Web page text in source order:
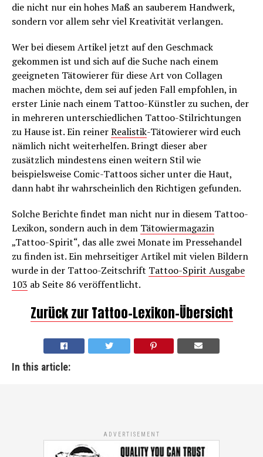
die nicht nur ein hohes Maß an sauberem Handwerk,
sondern vor allem sehr viel Kreativität verlangen.
Wer bei diesem Artikel jetzt auf den Geschmack
gekommen ist und sich auf die Suche nach einem
geeigneten Tätowierer für diese Art von Collagen
machen möchte, dem sei auf jeden Fall empfohlen, in
erster Linie nach einem Tattoo-Künstler zu suchen, der
in mehreren unterschiedlichen Tattoo-Stilrichtungen
zu Hause ist. Ein reinerRealistik-Tätowierer wird euch
nämlich nicht weiterhelfen. Bringt dieser aber
zusätzlich mindestens einen weitern Stil wie
beispielsweise Comic-Tattoos sicher unter die Haut,
dann habt ihr wahrscheinlich den Richtigen gefunden.
Solche Berichte findet man nicht nur in diesem Tattoo-
Lexikon, sondern auch in dem Tätowiermagazin
„Tattoo-Spirit“, das alle zwei Monate im Pressehandel
zu finden ist. Ein mehrseitiger Artikel mit vielen Bildern
wurde in der Tattoo-Zeitschrift Tattoo-Spirit Ausgabe
103 ab Seite 86 veröffentlicht.
Zurück zur Tattoo-Lexikon-Übersicht
In this article:
ADVERTISEMENT